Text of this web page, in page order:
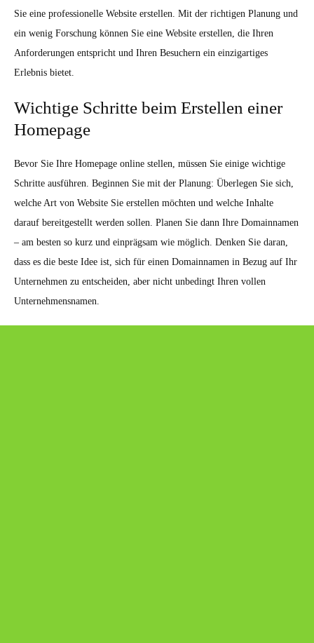
Sie eine professionelle Website erstellen. Mit der richtigen Planung und
ein wenig Forschung können Sie eine Website erstellen, die Ihren
Anforderungen entspricht und Ihren Besuchern ein einzigartiges
Erlebnis bietet.
Wichtige Schritte beim Erstellen einer
Homepage
Bevor Sie Ihre Homepage online stellen, müssen Sie einige wichtige
Schritte ausführen. Beginnen Sie mit der Planung: Überlegen Sie sich,
welche Art von Website Sie erstellen möchten und welche Inhalte
darauf bereitgestellt werden sollen. Planen Sie dann Ihre Domainnamen
– am besten so kurz und einprägsam wie möglich. Denken Sie daran,
dass es die beste Idee ist, sich für einen Domainnamen in Bezug auf Ihr
Unternehmen zu entscheiden, aber nicht unbedingt Ihren vollen
Unternehmensnamen.